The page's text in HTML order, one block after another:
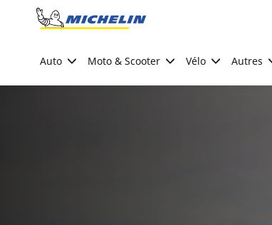
Go to page content
Auto Moto & Scooter Vélo Autres